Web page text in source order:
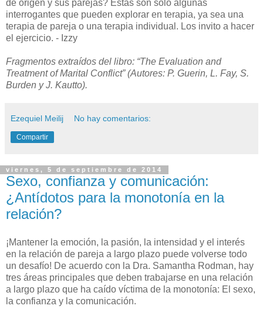
de origen y sus parejas? Estas son solo algunas
interrogantes que pueden explorar en terapia, ya sea una
terapia de pareja o una terapia individual. Los invito a hacer
el ejercicio. - Izzy
Fragmentos extraídos del libro: “The Evaluation and
Treatment of Marital Conflict” (Autores: P. Guerin, L. Fay, S.
Burden y J. Kautto).
Ezequiel Meilij No hay comentarios:
Compartir
viernes, 5 de septiembre de 2014
Sexo, confianza y comunicación:
¿Antídotos para la monotonía en la
relación?
¡Mantener la emoción, la pasión, la intensidad y el interés
en la relación de pareja a largo plazo puede volverse todo
un desafío! De acuerdo con la Dra. Samantha Rodman, hay
tres áreas principales que deben trabajarse en una relación
a largo plazo que ha caído víctima de la monotonía: El sexo,
la confianza y la comunicación.